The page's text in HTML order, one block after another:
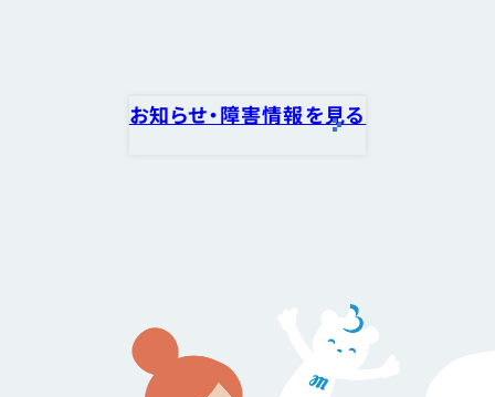
お知らせ・障害情報を見る